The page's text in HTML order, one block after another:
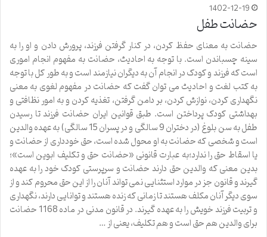
1402-12-19
حضانت طفل
حضانت به معنای حفظ کردن، در کنار گرفتن فرزند، پرورش دادن و او را به
سینه چسباندن است. با توجه به احادیث، حضانت به مفهوم انجام اموری
است که فرزند و کودک در انجام آن به دیگران نیازمند است و به طور کل با توجه
به کتب لغت و احادیث می توان گفت که حضانت در مفهوم لغوی به معنی
نگهداری کردن، نوازش کردن، بر دامن گرفتن، تغذیه کردن و به امور نظافتی و
بهداشتی کودک پرداختن است. طبق قوانین ایران حضانت فرزند تا رسیدن
طفل به سن بلوغ (در دختران 9 سالگی و در پسران 15 سالگی) به عهده والدین
است و شخصی که حضانت به او محول شده است، حق خودداری از حضانت و
یا اسقاط حق را ندارد؛به عبارت قانونی «حضانت حق و تکلیف ابوین است»؛
بدین معنی که والدین حق دارند حضانت و سرپرستی کودک خود را به عهده
گیرند و قانون جز در موارد استثنایی نمی تواند آنان را از این حق محروم کند و از
سوی دیگر آنان مکلف هستند تا زمانی که زنده هستند و توانایی دارند، نگهداری
و تربیت فرزند خویش را به عهده گیرند. در قانون مدنی در ماده 1168 حضانت
برای والدین هم حق است و هم تکلیف، یعنی از …